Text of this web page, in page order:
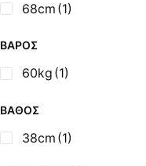
Σόμπες Υγραερίου
Σούβλες - Εργαλεία
Σωλήνες (Μπουριά),
Τζάκια - Εστίες
Ψησταριές
68cm (1)
ΒΆΡΟΣ
60kg (1)
ΒΆΘΟΣ
38cm (1)